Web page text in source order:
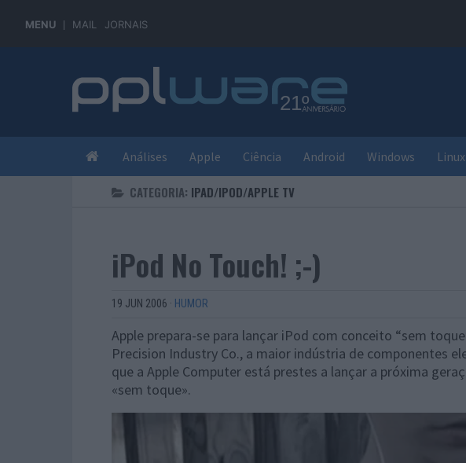
MENU MAIL JORNAIS
Análises Apple Ciência Android Windows Linux
CATEGORIA: IPAD/IPOD/APPLE TV
iPod No Touch! ;-)
19 JUN 2006 · HUMOR
Apple prepara-se para lançar iPod com conceito “sem
Precision Industry Co., a maior indústria de componentes
que a Apple Computer está prestes a lançar a próxima
«sem toque».